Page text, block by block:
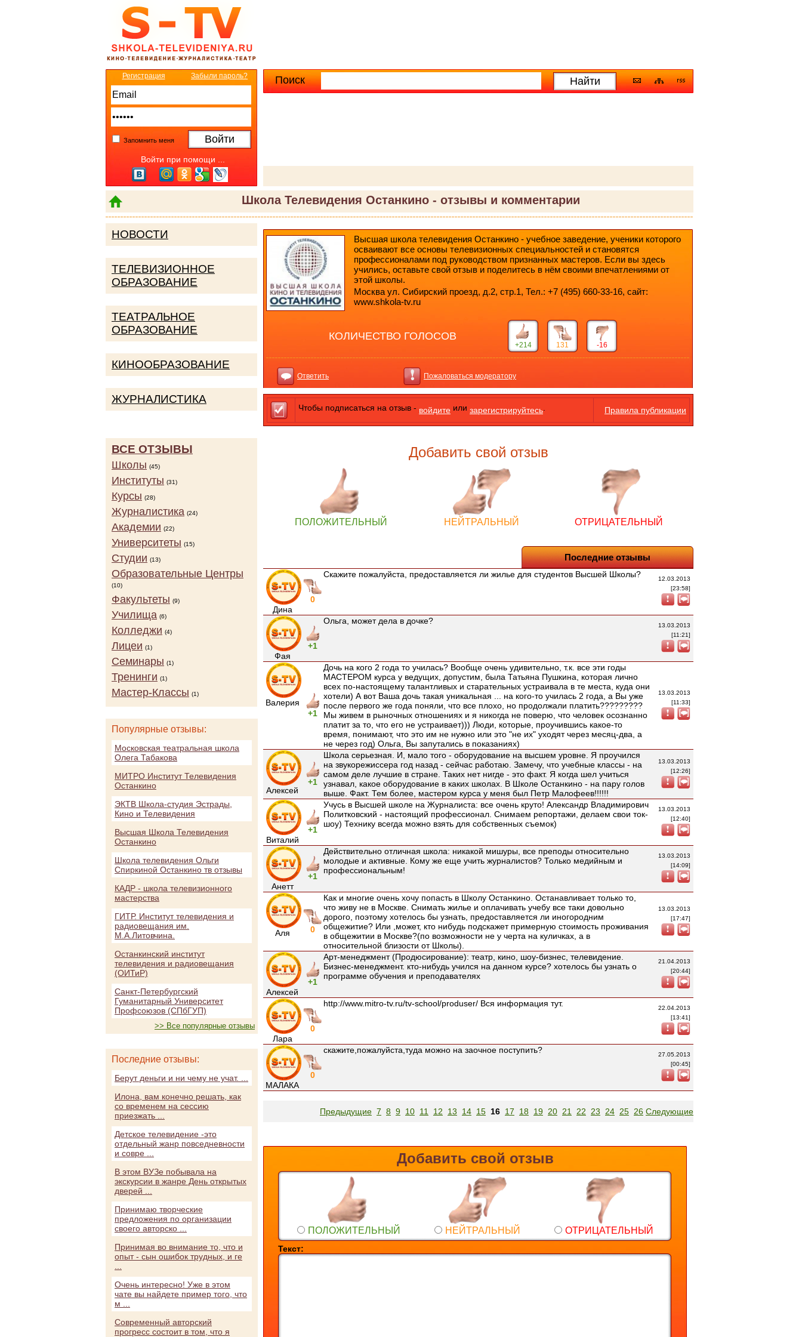
Поиск
Расширенный поиск
Школа Телевидения Останкино - отзывы и комментарии
Регистрация Забыли пароль?
Запомнить меня
Войти при помощи ...
Высшая школа телевидения Останкино - учебное заведение, ученики которого
осваивают все основы телевизионных специальностей и становятся
профессионалами под руководством признанных мастеров. Если вы здесь
учились, оставьте свой отзыв и поделитесь в нём своими впечатлениями от
этой школы.
Москва ул. Сибирский проезд, д.2, стр.1, Тел.: +7 (495) 660-33-16, сайт:
www.shkola-tv.ru
КОЛИЧЕСТВО ГОЛОСОВ
+214 131 -16
Ответить Пожаловаться модератору
Чтобы подписаться на отзыв - войдите или зарегистрируйтесь Правила публикации
Добавить свой отзыв
ПОЛОЖИТЕЛЬНЫЙ НЕЙТРАЛЬНЫЙ ОТРИЦАТЕЛЬНЫЙ
Последние отзывы
Дина
0
Скажите пожалуйста, предоставляется ли жилье для студентов Высшей Школы?
12.03.2013
[23:58]
Фая
+1
Ольга, может дела в дочке?
13.03.2013
[11:21]
Валерия
+1
Дочь на кого 2 года то училась? Вообще очень удивительно, т.к. все эти годы
МАСТЕРОМ курса у ведущих, допустим, была Татьяна Пушкина, которая лично
всех по-настоящему талантливых и старательных устраивала в те места, куда они
хотели) А вот Ваша дочь такая уникальная ... на кого-то училась 2 года, а Вы уже
после первого же года поняли, что все плохо, но продолжали платить?????????
Мы живем в рыночных отношениях и я никогда не поверю, что человек осознанно
платит за то, что его не устраивает))) Люди, которые, проучившись какое-то
время, понимают, что это им не нужно или это "не их" уходят через месяц-два, а
не через год) Ольга, Вы запутались в показаниях)
13.03.2013
[11:33]
Алексей
+1
Школа серьезная. И, мало того - оборудование на высшем уровне. Я проучился
на звукорежиссера год назад - сейчас работаю. Замечу, что учебные классы - на
самом деле лучшие в стране. Таких нет нигде - это факт. Я когда шел учиться
узнавал, какое оборудование в каких школах. В Школе Останкино - на пару голов
выше. Факт. Тем более, мастером курса у меня был Петр Малофеев!!!!!!
13.03.2013
[12:26]
Виталий
+1
Учусь в Высшей школе на Журналиста: все очень круто! Александр Владимирович
Политковский - настоящий профессионал. Снимаем репортажи, делаем свои ток-
шоу) Технику всегда можно взять для собственных съемок)
13.03.2013
[12:40]
Анетт
+1
Действительно отличная школа: никакой мишуры, все преподы относительно
молодые и активные. Кому же еще учить журналистов? Только медийным и
профессиональным!
13.03.2013
[14:09]
Аля 0
Как и многие очень хочу попасть в Школу Останкино. Останавливает только то,
что живу не в Москве. Снимать жилье и оплачивать учебу все таки довольно
дорого, поэтому хотелось бы узнать, предоставляется ли иногородним
общежитие? Или ,может, кто нибудь подскажет примерную стоимость проживания
в общежитии в Москве?(по возможности не у черта на куличках, а в
относительной близости от Школы).
13.03.2013
[17:47]
Алексей
+1
Арт-менеджмент (Продюсирование): театр, кино, шоу-бизнес, телевидение.
Бизнес-менеджмент. кто-нибудь учился на данном курсе? хотелось бы узнать о
программе обучения и преподавателях
21.04.2013
[20:44]
Лара
0
http://www.mitro-tv.ru/tv-school/produser/ Вся информация тут.
22.04.2013
[13:41]
МАЛАКА
0
скажите,пожалуйста,туда можно на заочное поступить?
27.05.2013
[00:45]
Предыдущие 7 8 9 10 11 12 13 14 15 16 17 18 19 20 21 22 23 24 25 26 Следующие
Добавить свой отзыв
ПОЛОЖИТЕЛЬНЫЙ НЕЙТРАЛЬНЫЙ ОТРИЦАТЕЛЬНЫЙ
Текст:
НОВОСТИ
ТЕЛЕВИЗИОННОЕ
ОБРАЗОВАНИЕ
ТЕАТРАЛЬНОЕ
ОБРАЗОВАНИЕ
КИНООБРАЗОВАНИЕ
ЖУРНАЛИСТИКА
ВСЕ ОТЗЫВЫ
Школы (45)
Институты (31)
Курсы (28)
Журналистика (24)
Академии (22)
Университеты (15)
Студии (13)
Образовательные Центры
(10)
Факультеты (9)
Училища (6)
Колледжи (4)
Лицеи (1)
Семинары (1)
Тренинги (1)
Мастер-Классы (1)
Популярные отзывы:
Московская театральная школа
Олега Табакова
МИТРО Институт Телевидения
Останкино
ЭКТВ Школа-студия Эстрады,
Кино и Телевидения
Высшая Школа Телевидения
Останкино
Школа телевидения Ольги
Спиркиной Останкино тв отзывы
КАДР - школа телевизионного
мастерства
ГИТР. Институт телевидения и
радиовещания им.
М.А.Литовчина.
Останкинский институт
телевидения и радиовещания
(ОИТиР)
Санкт-Петербургский
Гуманитарный Университет
Профсоюзов (СПбГУП)
>> Все популярные отзывы
Последние отзывы:
Берут деньги и ни чему не учат. ...
Илона, вам конечно решать, как
со временем на сессию
приезжать ...
Детское телевидение -это
отдельный жанр повседневности
и совре ...
В этом ВУЗе побывала на
экскурсии в жанре День открытых
дверей ...
Принимаю творческие
предложения по организации
своего авторско ...
Принимая во внимание то, что и
опыт - сын ошибок трудных, и ге
Очень интересно! Уже в этом
чате вы найдете пример того, что
м ...
Современный авторский
прогресс состоит в том, что я